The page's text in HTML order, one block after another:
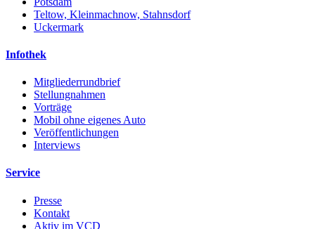
Teltow, Kleinmachnow, Stahnsdorf
Uckermark
Infothek
Mitgliederrundbrief
Stellungnahmen
Vorträge
Mobil ohne eigenes Auto
Veröffentlichungen
Interviews
Service
Presse
Kontakt
Aktiv im VCD